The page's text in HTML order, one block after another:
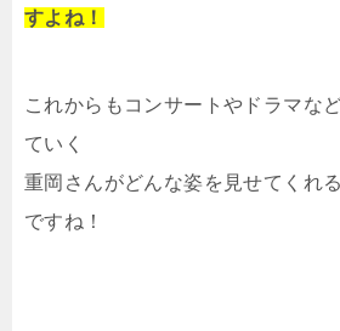
すよね！
これからもコンサートやドラマな
ていく
重岡さんがどんな姿を見せてくれ
ですね！